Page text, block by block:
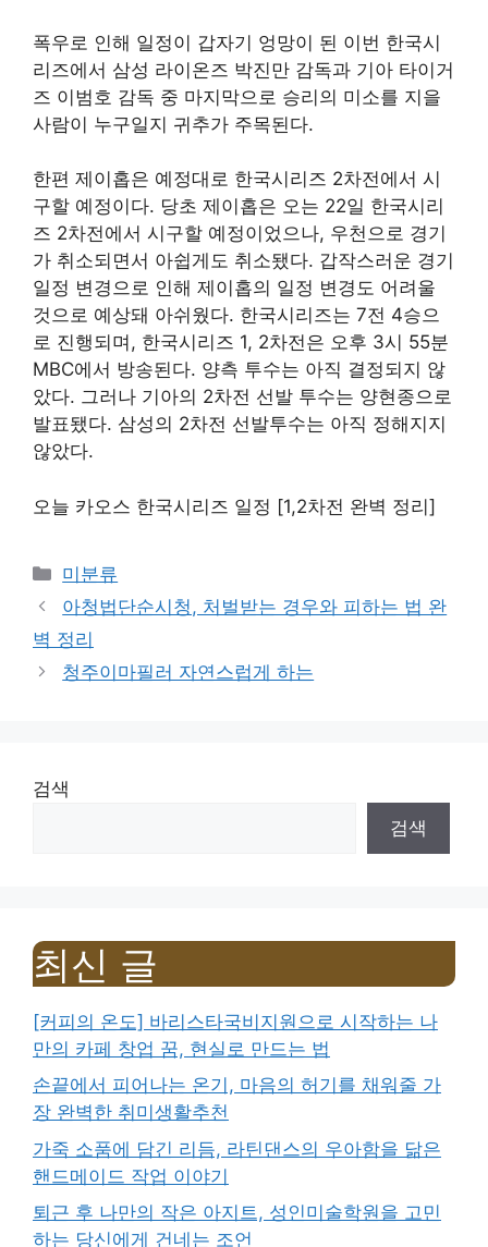
폭우로 인해 일정이 갑자기 엉망이 된 이번 한국시
리즈에서 삼성 라이온즈 박진만 감독과 기아 타이거
즈 이범호 감독 중 마지막으로 승리의 미소를 지을
사람이 누구일지 귀추가 주목된다.
한편 제이홉은 예정대로 한국시리즈 2차전에서 시
구할 예정이다. 당초 제이홉은 오는 22일 한국시리
즈 2차전에서 시구할 예정이었으나, 우천으로 경기
가 취소되면서 아쉽게도 취소됐다. 갑작스러운 경기
일정 변경으로 인해 제이홉의 일정 변경도 어려울
것으로 예상돼 아쉬웠다. 한국시리즈는 7전 4승으
로 진행되며, 한국시리즈 1, 2차전은 오후 3시 55분
MBC에서 방송된다. 양측 투수는 아직 결정되지 않
았다. 그러나 기아의 2차전 선발 투수는 양현종으로
발표됐다. 삼성의 2차전 선발투수는 아직 정해지지
않았다.
오늘 카오스 한국시리즈 일정 [1,2차전 완벽 정리]
Categories
미분류
아청법단순시청, 처벌받는 경우와 피하는 법 완
벽 정리
청주이마필러 자연스럽게 하는
검색
검색
최신 글
[커피의 온도] 바리스타국비지원으로 시작하는 나
만의 카페 창업 꿈, 현실로 만드는 법
손끝에서 피어나는 온기, 마음의 허기를 채워줄 가
장 완벽한 취미생활추천
가죽 소품에 담긴 리듬, 라틴댄스의 우아함을 닮은
핸드메이드 작업 이야기
퇴근 후 나만의 작은 아지트, 성인미술학원을 고민
하는 당신에게 건네는 조언